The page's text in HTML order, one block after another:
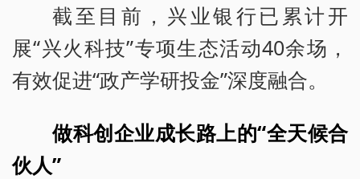
截至目前，兴业银行已累计开
展“兴火科技”专项生态活动40余场，
有效促进“政产学研投金”深度融合。
做科创企业成长路上的“全天候合
伙人”